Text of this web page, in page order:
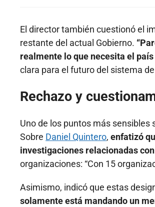
El director también cuestionó el
restante del actual Gobierno.
realmente lo que necesita el
clara para el futuro del sistema
Rechazo y
Uno de los puntos más sensibles
Sobre Daniel Quintero, enfatizó
investigaciones relacionadas
organizaciones: “Con 15
Asimismo, indicó que estas
solamente está mandando un